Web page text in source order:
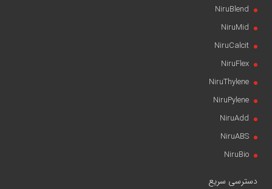
NiruBlend
NiruMid
NiruCalcit
NiruFlex
NiruThylene
NiruPylene
NiruAdd
NiruABS
NiruBio
دسترسی سریع